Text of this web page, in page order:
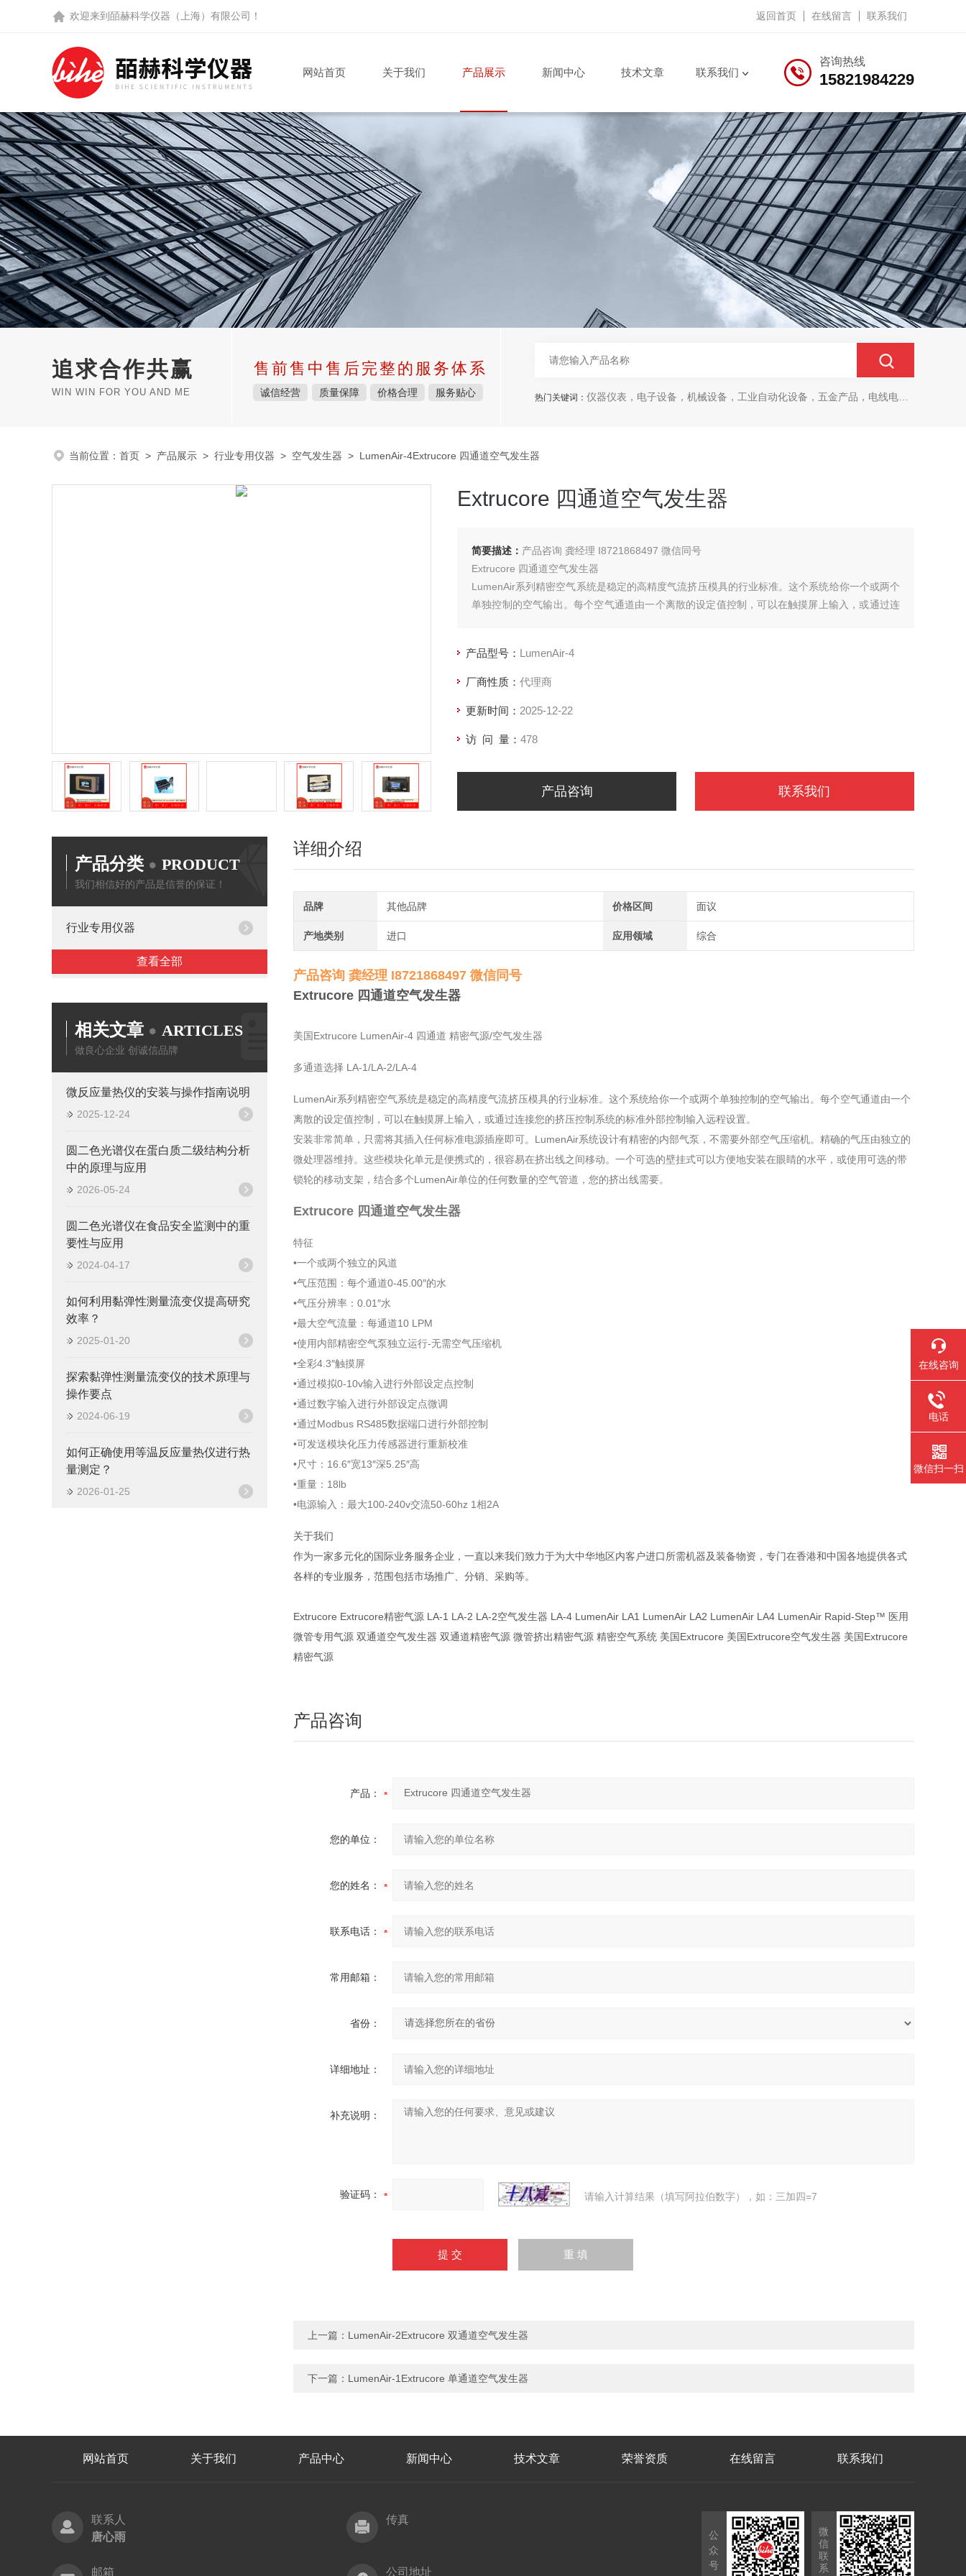
欢迎来到 皕赫科学仪器（上海）有限公司 ！ 返回首页 在线留言 联系我们
咨询热线
15821984229
网站首页 关于我们 产品展示 新闻中心 技术文章 联系我们
追求合作共赢
WIN WIN FOR YOU AND ME
售前售中售后完整的服务体系
诚信经营 质量保障 价格合理 服务贴心 热门关键词： 仪器仪表，电子设备，机械设备，工业自动化设备，五金产品，电线电缆，金属材料，电子
当前位置： 首页 > 产品展示 > 行业专用仪器 > 空气发生器 > LumenAir-4Extrucore 四通道空气发生器
Extrucore 四通道空气发生器
简要描述： 产品咨询 龚经理 I8721868497 微信同号
Extrucore 四通道空气发生器
LumenAir系列精密空气系统是稳定的高精度气流挤压模具的行业标准。这个系统给你一个或两个
单独控制的空气输出。每个空气通道由一个离散的设定值控制，可以在触摸屏上输入，或通过连
产品型号： LumenAir-4
厂商性质： 代理商
更新时间： 2025-12-22
访 问 量： 478
产品咨询 联系我们
产品分类 PRODUCT
我们相信好的产品是信誉的保证！
行业专用仪器
查看全部
相关文章 ARTICLES
做良心企业 创诚信品牌
微反应量热仪的安装与操作指南说明
2025-12-24
圆二色光谱仪在蛋白质二级结构分析
中的原理与应用
2026-05-24
圆二色光谱仪在食品安全监测中的重
要性与应用
2024-04-17
如何利用黏弹性测量流变仪提高研究
效率？
2025-01-20
探索黏弹性测量流变仪的技术原理与
操作要点
2024-06-19
如何正确使用等温反应量热仪进行热
量测定？
2026-01-25
详细介绍
品牌 其他品牌 价格区间 面议
产地类别 进口 应用领域 综合
产品咨询 龚经理 I8721868497 微信同号
Extrucore 四通道空气发生器
美国Extrucore LumenAir-4 四通道 精密气源/空气发生器
多通道选择 LA-1/LA-2/LA-4
LumenAir系列精密空气系统是稳定的高精度气流挤压模具的行业标准。这个系统给你一个或两个单独控制的空气输出。每个空气通道由一个
离散的设定值控制，可以在触摸屏上输入，或通过连接您的挤压控制系统的标准外部控制输入远程设置。
安装非常简单，只需将其插入任何标准电源插座即可。LumenAir系统设计有精密的内部气泵，不需要外部空气压缩机。精确的气压由独立的
微处理器维持。这些模块化单元是便携式的，很容易在挤出线之间移动。一个可选的壁挂式可以方便地安装在眼睛的水平，或使用可选的带
锁轮的移动支架，结合多个LumenAir单位的任何数量的空气管道，您的挤出线需要。
Extrucore 四通道空气发生器
特征
•一个或两个独立的风道
•气压范围：每个通道0-45.00″的水
•气压分辨率：0.01″水
•最大空气流量：每通道10 LPM
•使用内部精密空气泵独立运行-无需空气压缩机
•全彩4.3″触摸屏
•通过模拟0-10v输入进行外部设定点控制
•通过数字输入进行外部设定点微调
•通过Modbus RS485数据端口进行外部控制
•可发送模块化压力传感器进行重新校准
•尺寸：16.6″宽13″深5.25″高
•重量：18lb
•电源输入：最大100-240v交流50-60hz 1相2A
关于我们
作为一家多元化的国际业务服务企业，一直以来我们致力于为大中华地区内客户进口所需机器及装备物资，专门在香港和中国各地提供各式
各样的专业服务，范围包括市场推广、分销、采购等。
Extrucore Extrucore精密气源 LA-1 LA-2 LA-2空气发生器 LA-4 LumenAir LA1 LumenAir LA2 LumenAir LA4 LumenAir Rapid-Step™ 医用
微管专用气源 双通道空气发生器 双通道精密气源 微管挤出精密气源 精密空气系统 美国Extrucore 美国Extrucore空气发生器 美国Extrucore
精密气源
产品咨询
产品：
您的单位：
您的姓名：
联系电话：
常用邮箱：
省份：
详细地址：
补充说明：
验证码： 请输入计算结果（填写阿拉伯数字），如：三加四=7
上一篇： LumenAir-2Extrucore 双通道空气发生器
下一篇： LumenAir-1Extrucore 单通道空气发生器
网站首页 关于我们 产品中心 新闻中心 技术文章 荣誉资质 在线留言 联系我们
联系人
唐心雨
传真
邮箱 公司地址
公
众
号
微
信
联
系
在线咨询
电话
微信扫一扫